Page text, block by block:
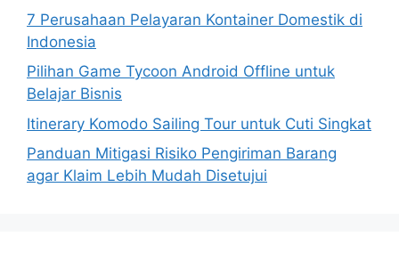
7 Perusahaan Pelayaran Kontainer Domestik di
Indonesia
Pilihan Game Tycoon Android Offline untuk
Belajar Bisnis
Itinerary Komodo Sailing Tour untuk Cuti Singkat
Panduan Mitigasi Risiko Pengiriman Barang
agar Klaim Lebih Mudah Disetujui